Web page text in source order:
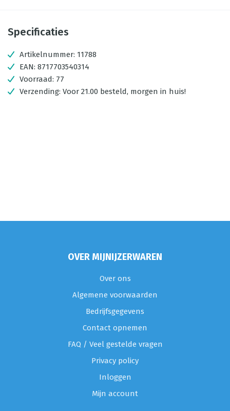
Specificaties
Artikelnummer: 11788
EAN: 8717703540314
Voorraad: 77
Verzending: Voor 21.00 besteld, morgen in huis!
OVER MIJNIJZERWAREN
Over ons
Algemene voorwaarden
Bedrijfsgegevens
Contact opnemen
FAQ / Veel gestelde vragen
Privacy policy
Inloggen
Mijn account